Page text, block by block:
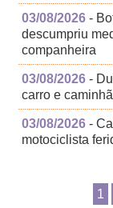
03/08/2026 -
descumpriu
companheira
03/08/2026 -
carro e
03/08/2026 -
motociclista
1